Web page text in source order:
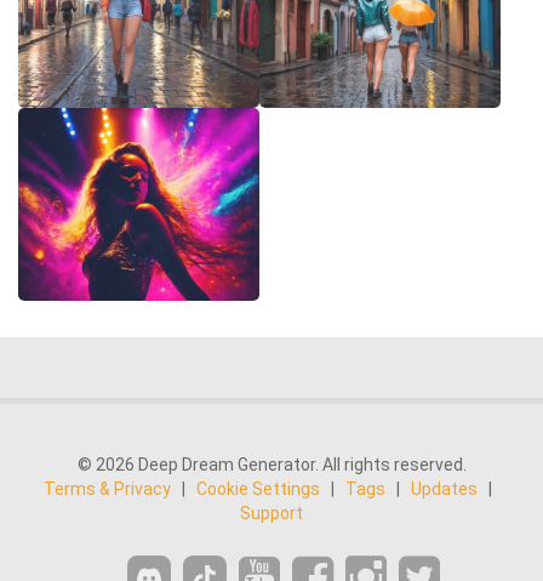
© 2026 Deep Dream Generator. All rights reserved.
Terms & Privacy
Cookie Settings Tags Updates
Support